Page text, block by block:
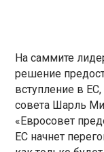
На саммите
решение
вступление в
совета Шарль
«Евросовет
ЕС начнет